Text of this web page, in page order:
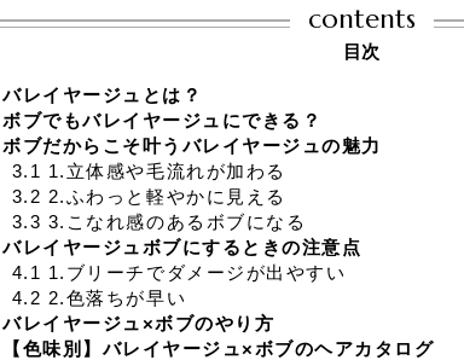
contents
目次
バレイヤージュとは？
ボブでもバレイヤージュにできる？
ボブだからこそ叶うバレイヤージュの魅力
3.1 1.立体感や毛流れが加わる
3.2 2.ふわっと軽やかに見える
3.3 3.こなれ感のあるボブになる
バレイヤージュボブにするときの注意点
4.1 1.ブリーチでダメージが出やすい
4.2 2.色落ちが早い
バレイヤージュ×ボブのやり方
【色味別】バレイヤージュ×ボブのヘアカタログ